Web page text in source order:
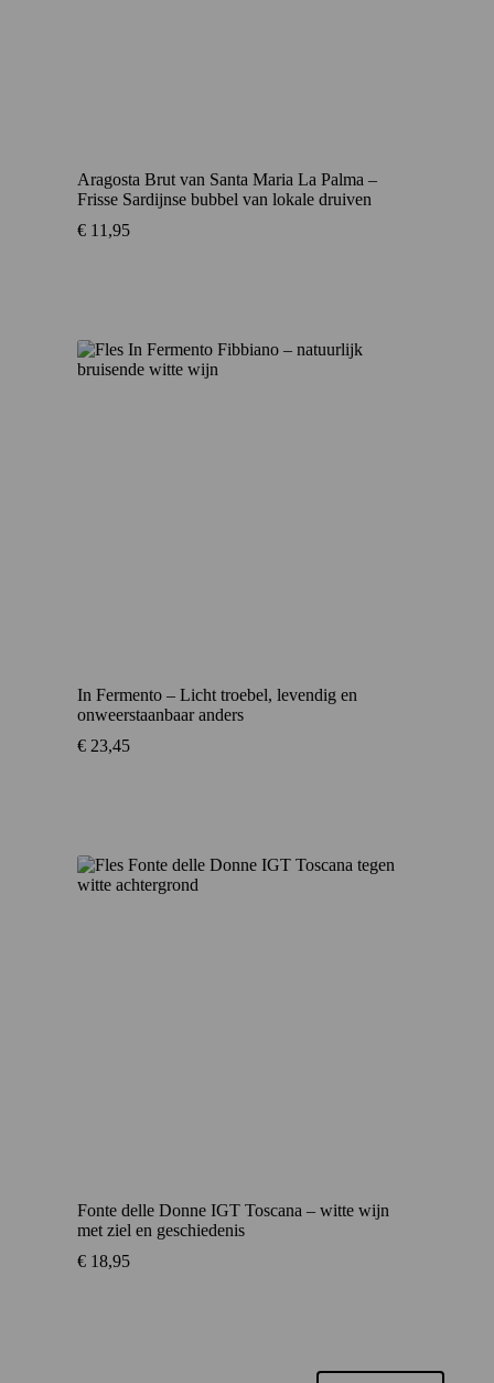
Aragosta Brut van Santa Maria La Palma –
Frisse Sardijnse bubbel van lokale druiven
€ 11,95
In Fermento – Licht troebel, levendig en
onweerstaanbaar anders
€ 23,45
Fonte delle Donne IGT Toscana – witte wijn
met ziel en geschiedenis
€ 18,95